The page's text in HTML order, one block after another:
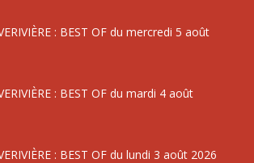
: BEST OF du mercredi 5 août
: BEST OF du mardi 4 août
: BEST OF du lundi 3 août 2026